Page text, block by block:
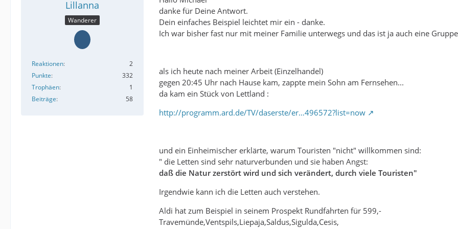
Lillanna
Wanderer
Reaktionen
2
Punkte
332
Trophäen
1
Beiträge
58
danke für Deine Antwort.
Dein einfaches Beispiel leichtet mir ein - danke.
Ich war bisher fast nur mit meiner Familie unterwegs und das ist ja auch eine
als ich heute nach meiner Arbeit (Einzelhandel)
gegen 20:45 Uhr nach Hause kam, zappte mein Sohn am Fernsehen...
da kam ein Stück von Lettland :
http://programm.ard.de/TV/daserste/er…496572?list=now
und ein Einheimischer erklärte, warum Touristen "nicht" willkommen sind:
" die Letten sind sehr naturverbunden und sie haben Angst:
daß die Natur zerstört wird und sich verändert, durch viele Touristen"
Irgendwie kann ich die Letten auch verstehen.
Aldi hat zum Beispiel in seinem Prospekt Rundfahrten für 599,-
Travemünde,Ventspils,Liepaja,Saldus,Sigulda,Cesis,